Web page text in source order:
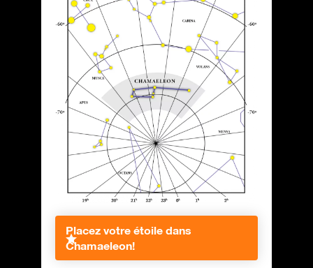
Placez votre étoile dans
Chamaeleon!